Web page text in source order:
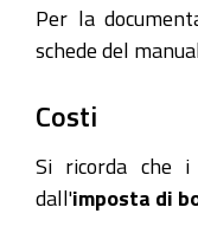
Per la
schede del
Costi
Si ricorda che
dall'imposta di